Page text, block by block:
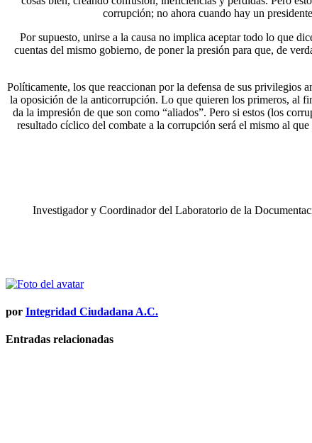
corrupción; no ahora cuando hay un
Por supuesto, unirse a la causa no implica aceptar todo lo que
cuentas del mismo gobierno, de poner la presión para que, de
Políticamente, los que reaccionan por la defensa de sus privilegios
la oposición de la anticorrupción. Lo que quieren los primeros, al
da la impresión de que son como “aliados”. Pero si estos (los
resultado cíclico del combate a la corrupción será el mismo al
Investigador y Coordinador del Laboratorio de la
de
por Integridad Ciudadana A.C.
Entradas relacionadas